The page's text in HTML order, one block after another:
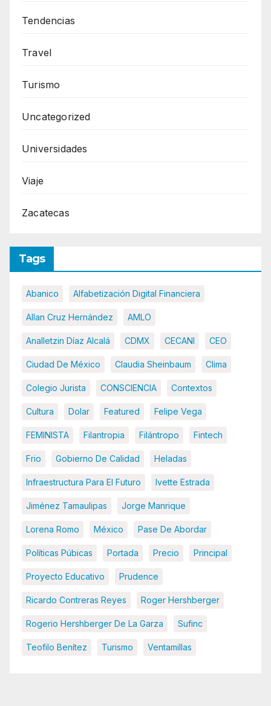
Tendencias
Travel
Turismo
Uncategorized
Universidades
Viaje
Zacatecas
Tags
Abanico Alfabetización Digital Financiera
Allan Cruz Hernández AMLO
Analletzin Díaz Alcalá CDMX CECANI CEO
Ciudad De México Claudia Sheinbaum Clima
Colegio Jurista CONSCIENCIA Contextos
Cultura Dolar Featured Felipe Vega
FEMINISTA Filantropia Filántropo Fintech
Frio Gobierno De Calidad Heladas
Infraestructura Para El Futuro Ivette Estrada
Jiménez Tamaulipas Jorge Manrique
Lorena Romo México Pase De Abordar
Políticas Púbicas Portada Precio Principal
Proyecto Educativo Prudence
Ricardo Contreras Reyes Roger Hershberger
Rogerio Hershberger De La Garza Sufinc
Teofilo Benítez Turismo Ventamillas